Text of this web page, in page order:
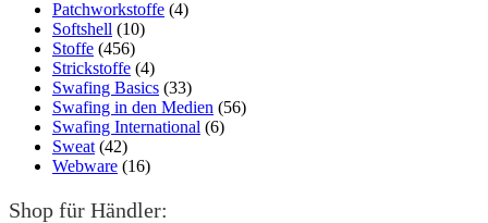
Patchworkstoffe (4)
Softshell (10)
Stoffe (456)
Strickstoffe (4)
Swafing Basics (33)
Swafing in den Medien (56)
Swafing International (6)
Sweat (42)
Webware (16)
Shop für Händler: